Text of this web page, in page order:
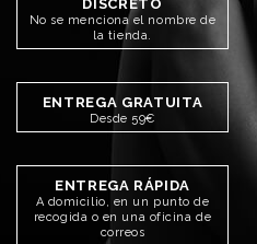
DISCRETO
No se menciona el nombre de
la tienda.
ENTREGA GRATUITA
Desde 59€
ENTREGA RÁPIDA
A domicilio, en un punto de
recogida o en una oficina de
correos